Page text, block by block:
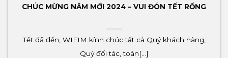
CHÚC MỪNG NĂM MỚI 2024 – VUI ĐÓN TẾT RỒNG
Tết đã đến, WIFIM kính chúc tất cả Quý khách hàng,
Quý đối tác, toàn[...]